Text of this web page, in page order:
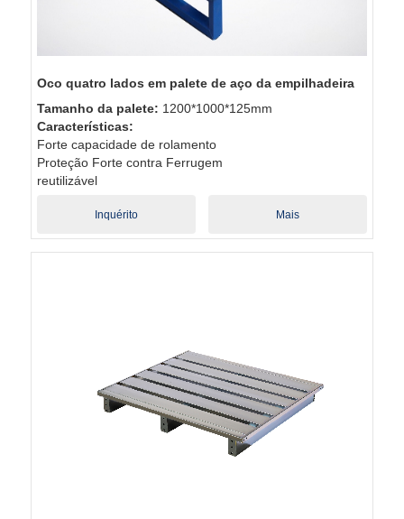
Oco quatro lados em palete de aço da empilhadeira
Tamanho da palete: 1200*1000*125mm
Características:
Forte capacidade de rolamento
Proteção Forte contra Ferrugem
reutilizável
Inquérito Mais